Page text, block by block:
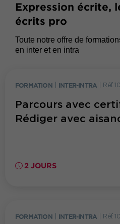
Expression écrite,
écrits pro
Toute notre offre de
en inter et en intra
FORMATION INTER-INTRA Réf.
Parcours avec
Rédiger avec
2 JOURS
FORMATION INTER-INTRA Réf.